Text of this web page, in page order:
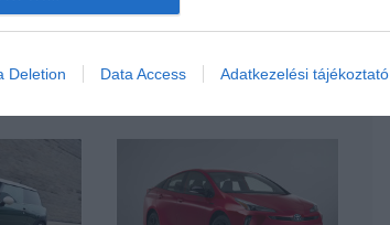
Deletion Data Access Adatkezelési tájékoztató
MX-
Porsche Panamera